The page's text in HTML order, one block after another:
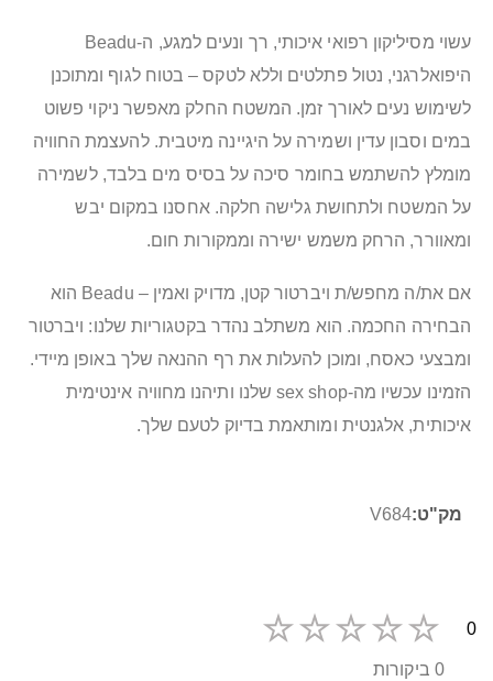
עשוי מסיליקון רפואי איכותי, רך ונעים למגע, ה-Beadu
היפואלרגני, נטול פתלטים וללא לטקס – בטוח לגוף ומתוכנן
לשימוש נעים לאורך זמן. המשטח החלק מאפשר ניקוי פשוט
במים וסבון עדין ושמירה על היגיינה מיטבית. להעצמת החוויה
מומלץ להשתמש בחומר סיכה על בסיס מים בלבד, לשמירה
על המשטח ולתחושת גלישה חלקה. אחסנו במקום יבש
ומאוורר, הרחק משמש ישירה וממקורות חום.
אם את/ה מחפש/ת ויברטור קטן, מדויק ואמין – Beadu הוא
הבחירה החכמה. הוא משתלב נהדר בקטגוריות שלנו: ויברטור
ומבצעי כאסח, ומוכן להעלות את רף ההנאה שלך באופן מיידי.
הזמינו עכשיו מה-sex shop שלנו ותיהנו מחוויה אינטימית
איכותית, אלגנטית ומותאמת בדיוק לטעם שלך.
מידע
V684
0
0 ביקורות